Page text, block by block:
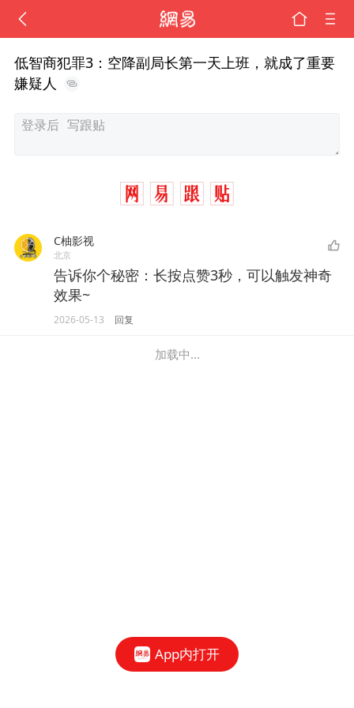
低智商犯罪3：空降副局长第一天上班，就成了重要
嫌疑人
C柚影视
北京
告诉你个秘密：长按点赞3秒，可以触发神奇
效果~
2026-05-13 回复
加载中...
App内打开